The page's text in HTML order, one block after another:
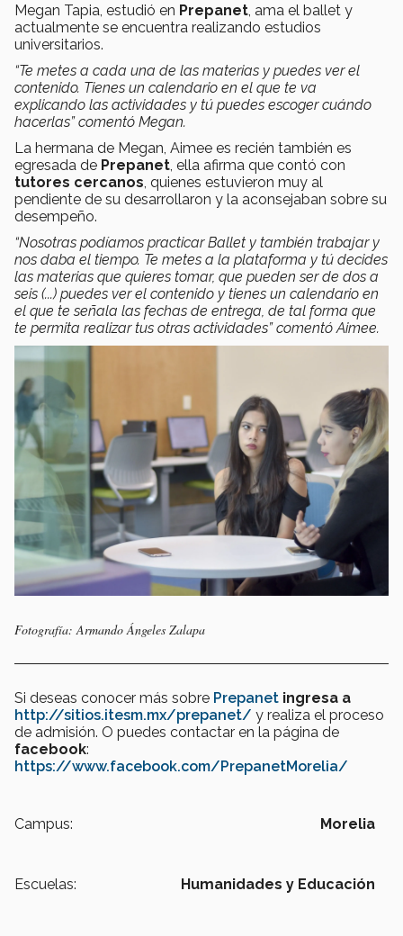
Megan Tapia, estudió en Prepanet , ama el ballet y
actualmente se encuentra realizando estudios
universitarios.
“Te metes a cada una de las materias y puedes ver el
contenido. Tienes un calendario en el que te va
explicando las actividades y tú puedes escoger cuándo
hacerlas” comentó Megan.
La hermana de Megan, Aimee es recién también es
egresada de Prepanet , ella afirma que contó con
tutores cercanos , quienes estuvieron muy al
pendiente de su desarrollaron y la aconsejaban sobre su
desempeño.
“Nosotras podíamos practicar Ballet y también trabajar y
nos daba el tiempo. Te metes a la plataforma y tú decides
las materias que quieres tomar, que pueden ser de dos a
seis (...) puedes ver el contenido y tienes un calendario en
el que te señala las fechas de entrega, de tal forma que
te permita realizar tus otras actividades” comentó Aimee.
Fotografía: Armando Ángeles Zalapa
Si deseas conocer más sobre Prepanet ingresa a
http://sitios.itesm.mx/prepanet/ y realiza el proceso
de admisión. O puedes contactar en la página de
facebook:
https://www.facebook.com/PrepanetMorelia/
Campus: Morelia
Escuelas: Humanidades y Educación